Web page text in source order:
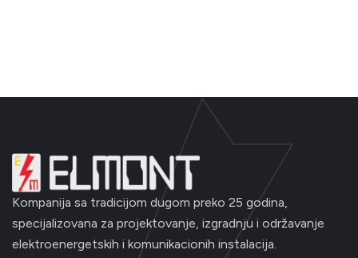
Kompanija sa tradicijom dugom preko 25 godina,
specijalizovana za projektovanje, izgradnju i održavanje
elektroenergetskih i komunikacionih instalacija.